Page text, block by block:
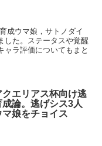
成ウマ娘，サトノダイ
した。ステータスや覚醒
ャラ評価についてもまと
クエリアス杯向け逃
論。逃げシス3人
娘をチョイス